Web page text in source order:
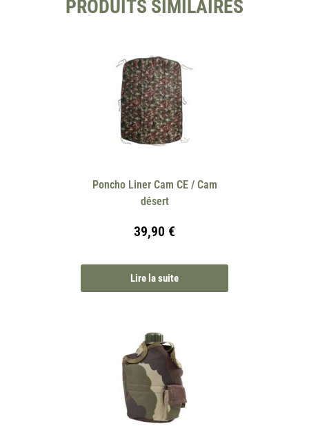
PRODUITS SIMILAIRES
Poncho Liner Cam CE / Cam
désert
39,90 €
Lire la suite